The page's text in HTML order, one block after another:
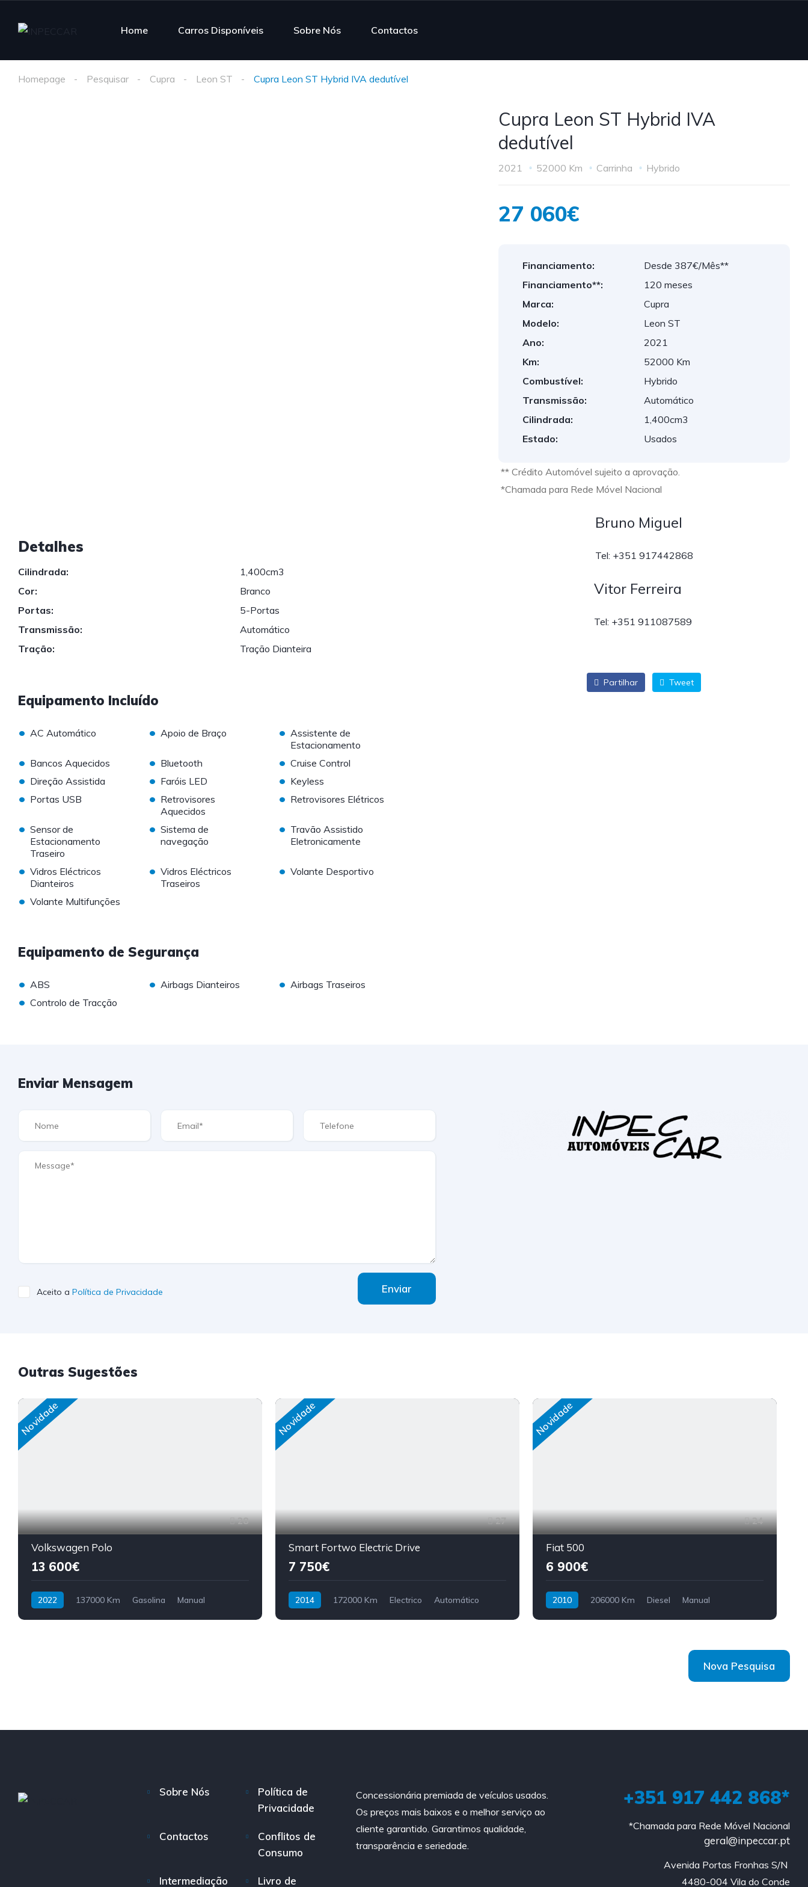
Home Carros Disponíveis Sobre Nós Contactos
Homepage Pesquisar Cupra Leon ST Cupra Leon ST Hybrid IVA dedutível
Detalhes
Cilindrada:
1,400cm3
Cor:
Branco
Portas:
5-Portas
Transmissão:
Automático
Tração:
Tração Dianteira
Equipamento Incluído
• AC Automático • Apoio de Braço • Assistente de
Estacionamento
• Bancos Aquecidos • Bluetooth • Cruise Control
• Direção Assistida • Faróis LED • Keyless
• Portas USB • Retrovisores
Aquecidos
• Retrovisores Elétricos
• Sensor de
Estacionamento
Traseiro
• Sistema de
navegação
• Travão Assistido
Eletronicamente
• Vidros Eléctricos
Dianteiros
• Vidros Eléctricos
Traseiros
• Volante Desportivo
• Volante Multifunções
Equipamento de Segurança
• ABS • Airbags Dianteiros • Airbags Traseiros
• Controlo de Tracção
Cupra Leon ST Hybrid IVA
dedutível
2021 52000 Km Carrinha Hybrido
27 060€
Financiamento:
Desde 387€/Mês**
Financiamento**:
120 meses
Marca:
Cupra
Modelo:
Leon ST
Ano:
2021
Km:
52000 Km
Combustível:
Hybrido
Transmissão:
Automático
Cilindrada:
1,400cm3
Estado:
Usados
** Crédito Automóvel sujeito a aprovação.
*Chamada para Rede Móvel Nacional
Bruno Miguel
Tel: +351 917442868
Vitor Ferreira
Tel: +351 911087589
Partilhar Tweet
Enviar Mensagem
Aceito a Política de Privacidade Enviar
Outras Sugestões
Novidade
28
Volkswagen Polo
13 600€
2022 137000 Km Gasolina Manual
Novidade
27
Smart Fortwo Electric Drive
7 750€
2014 172000 Km Electrico Automático
Novidade
24
Fiat 500
6 900€
2010 206000 Km Diesel Manual
Nova Pesquisa
Sobre Nós
Política de
Privacidade
Contactos
Conflitos de
Consumo
Intermediação Livro de
Concessionária premiada de veículos usados.
Os preços mais baixos e o melhor serviço ao
cliente garantido. Garantimos qualidade,
transparência e seriedade.
+351 917 442 868*
*Chamada para Rede Móvel Nacional
geral@inpeccar.pt
Avenida Portas Fronhas S/N
4480-004 Vila do Conde